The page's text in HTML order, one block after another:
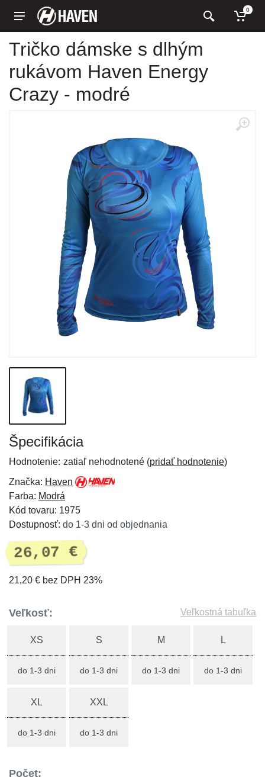
0
Tričko dámske s dlhým
rukávom Haven Energy
Crazy - modré
Špecifikácia
Hodnotenie: zatiaľ nehodnotené (pridať hodnotenie)
Značka: Haven
Farba: Modrá
Kód tovaru: 1975
Dostupnosť: do 1-3 dni od objednania
26,07 €
21,20 € bez DPH 23%
Veľkosť: Veľkostná tabuľka
XS
do 1-3 dni
S
do 1-3 dni
M
do 1-3 dni
L
do 1-3 dni
XL
do 1-3 dni
XXL
do 1-3 dni
Počet: